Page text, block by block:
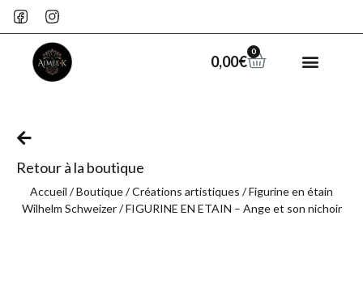
0,00€
0
Retour à la boutique
Accueil /Boutique/Créations artistiques /Figurine en étain
Wilhelm Schweizer/ FIGURINE EN ETAIN – Ange et son nichoir